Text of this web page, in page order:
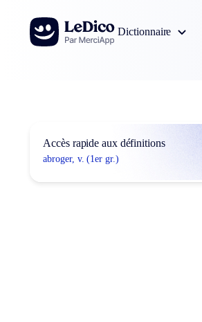
Aller au contenu
Dictionnaire
Accès rapide aux définitions
abroger, v. (1er gr.)